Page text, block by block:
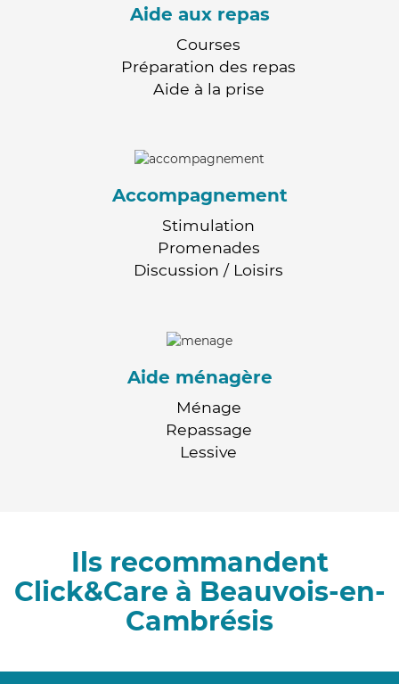
Aide aux repas
Courses
Préparation des repas
Aide à la prise
Accompagnement
Stimulation
Promenades
Discussion / Loisirs
Aide ménagère
Ménage
Repassage
Lessive
Ils recommandent
Click&Care à Beauvois-en-
Cambrésis